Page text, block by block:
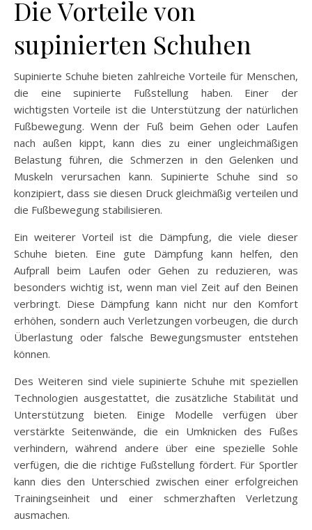
Die Vorteile von
supinierten Schuhen
Supinierte Schuhe bieten zahlreiche Vorteile für Menschen,
die eine supinierte Fußstellung haben. Einer der
wichtigsten Vorteile ist die Unterstützung der natürlichen
Fußbewegung. Wenn der Fuß beim Gehen oder Laufen
nach außen kippt, kann dies zu einer ungleichmäßigen
Belastung führen, die Schmerzen in den Gelenken und
Muskeln verursachen kann. Supinierte Schuhe sind so
konzipiert, dass sie diesen Druck gleichmäßig verteilen und
die Fußbewegung stabilisieren.
Ein weiterer Vorteil ist die Dämpfung, die viele dieser
Schuhe bieten. Eine gute Dämpfung kann helfen, den
Aufprall beim Laufen oder Gehen zu reduzieren, was
besonders wichtig ist, wenn man viel Zeit auf den Beinen
verbringt. Diese Dämpfung kann nicht nur den Komfort
erhöhen, sondern auch Verletzungen vorbeugen, die durch
Überlastung oder falsche Bewegungsmuster entstehen
können.
Des Weiteren sind viele supinierte Schuhe mit speziellen
Technologien ausgestattet, die zusätzliche Stabilität und
Unterstützung bieten. Einige Modelle verfügen über
verstärkte Seitenwände, die ein Umknicken des Fußes
verhindern, während andere über eine spezielle Sohle
verfügen, die die richtige Fußstellung fördert. Für Sportler
kann dies den Unterschied zwischen einer erfolgreichen
Trainingseinheit und einer schmerzhaften Verletzung
ausmachen.